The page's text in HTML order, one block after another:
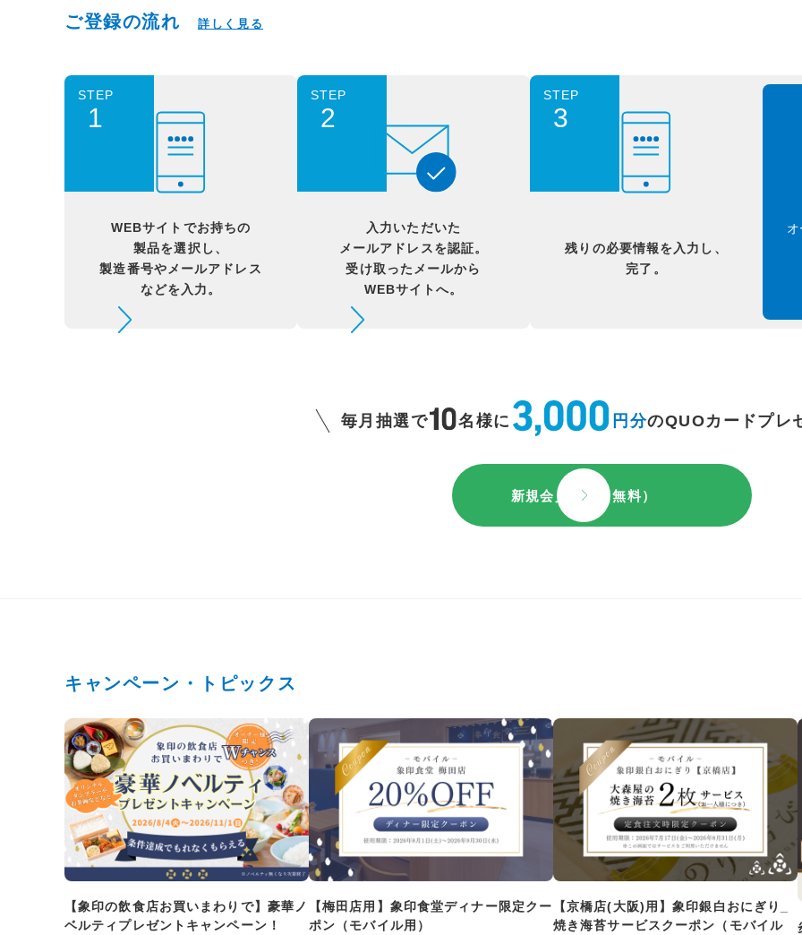
ご登録の流れ 詳しく見る
STEP
1
WEBサイトでお持ちの
製品を選択し、
製造番号やメールアドレス
などを入力。
STEP
2
入力いただいた
メールアドレスを認証。
受け取ったメールから
WEBサイトへ。
STEP
3
残りの必要情報を入力し、
完了。
毎月抽選で 名様に 円分のQUOカードプレ
新規会員登録（無料）
キャンペーン・トピックス
【象印の飲食店お買いまわりで】豪華ノ
ベルティプレゼントキャンペーン！
【梅田店用】象印食堂ディナー限定クー
ポン（モバイル用）
【京橋店(大阪)用】象印銀白おにぎり_
焼き海苔サービスクーポン（モバイル